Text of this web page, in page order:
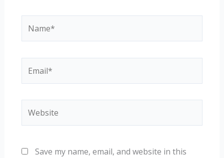
Save my name, email, and website in this